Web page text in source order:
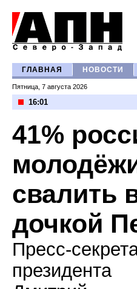
ГЛАВНАЯ НОВОСТИ
Пятница, 7 августа 2026
16:01
41%
свалить
дочкой
Пресс-